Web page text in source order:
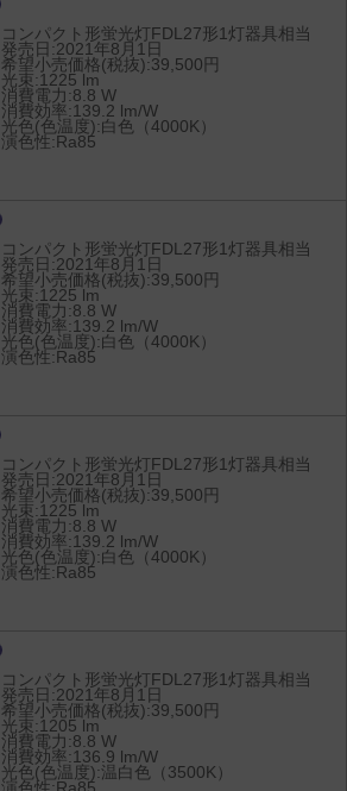
コンパクト形蛍光灯FDL27形1灯器具相当
発売日:2021年8月1日
希望小売価格(税抜):39,500円
光束:1225 lm
消費電力:8.8 W
消費効率:139.2 lm/W
光色(色温度):白色（4000K）
演色性:Ra85
コンパクト形蛍光灯FDL27形1灯器具相当
発売日:2021年8月1日
希望小売価格(税抜):39,500円
光束:1225 lm
消費電力:8.8 W
消費効率:139.2 lm/W
光色(色温度):白色（4000K）
演色性:Ra85
コンパクト形蛍光灯FDL27形1灯器具相当
発売日:2021年8月1日
希望小売価格(税抜):39,500円
光束:1225 lm
消費電力:8.8 W
消費効率:139.2 lm/W
光色(色温度):白色（4000K）
演色性:Ra85
コンパクト形蛍光灯FDL27形1灯器具相当
発売日:2021年8月1日
希望小売価格(税抜):39,500円
光束:1205 lm
消費電力:8.8 W
消費効率:136.9 lm/W
光色(色温度):温白色（3500K）